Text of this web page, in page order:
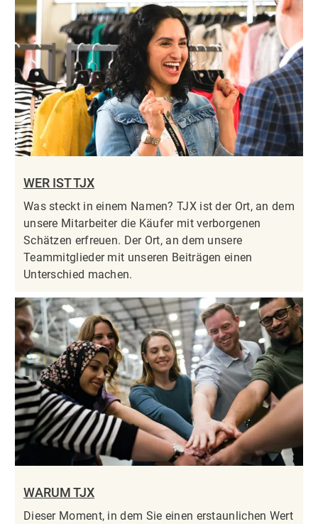
WER IST TJX
Was steckt in einem Namen? TJX ist der Ort, an dem
unsere Mitarbeiter die Käufer mit verborgenen
Schätzen erfreuen. Der Ort, an dem unsere
Teammitglieder mit unseren Beiträgen einen
Unterschied machen.
WARUM TJX
Dieser Moment, in dem Sie einen erstaunlichen Wert